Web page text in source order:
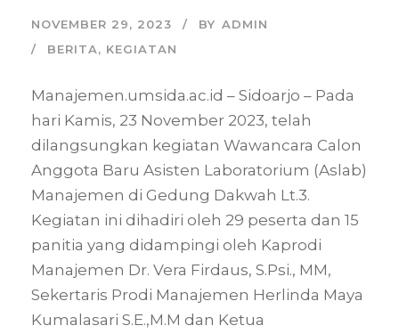
NOVEMBER 29, 2023 BY ADMIN
BERITA, KEGIATAN
Manajemen.umsida.ac.id – Sidoarjo – Pada
hari Kamis, 23 November 2023, telah
dilangsungkan kegiatan Wawancara Calon
Anggota Baru Asisten Laboratorium (Aslab)
Manajemen di Gedung Dakwah Lt.3.
Kegiatan ini dihadiri oleh 29 peserta dan 15
panitia yang didampingi oleh Kaprodi
Manajemen Dr. Vera Firdaus, S.Psi., MM,
Sekertaris Prodi Manajemen Herlinda Maya
Kumalasari S.E.,M.M dan Ketua